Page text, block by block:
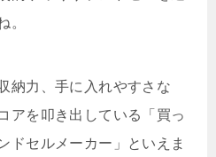
。
納力、手に入れやすさな
アを叩き出している「買っ
ドセルメーカー」といえま